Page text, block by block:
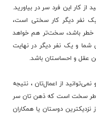
از کار این فرد سر در بیاورید.
نفر دیگر کار سختی است،
باشد، سخت‌تر هم خواهد
شما و یک نفر دیگر در نهایت
عقل و احساستان باشد.
از اعمال‌تان ، نتیجه
سخت است که ذهن تان سر
دوستان یا همکاران